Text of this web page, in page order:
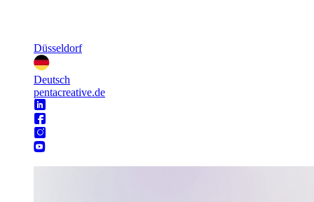
Düsseldorf
Deutsch
pentacreative.de